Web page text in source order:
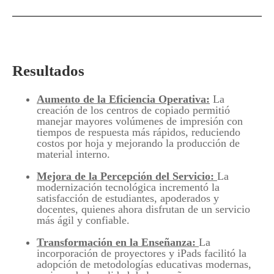
Resultados
Aumento de la Eficiencia Operativa: La
creación de los centros de copiado permitió
manejar mayores volúmenes de impresión con
tiempos de respuesta más rápidos, reduciendo
costos por hoja y mejorando la producción de
material interno.
Mejora de la Percepción del Servicio: La
modernización tecnológica incrementó la
satisfacción de estudiantes, apoderados y
docentes, quienes ahora disfrutan de un servicio
más ágil y confiable.
Transformación en la Enseñanza: La
incorporación de proyectores y iPads facilitó la
adopción de metodologías educativas modernas,